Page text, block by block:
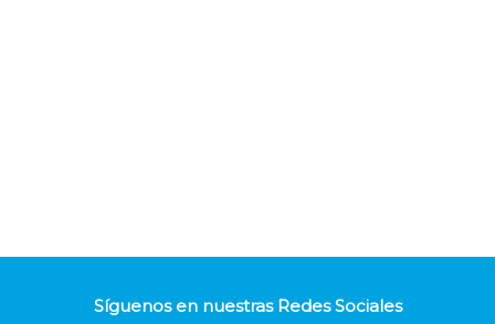
Síguenos en nuestras Redes Sociales